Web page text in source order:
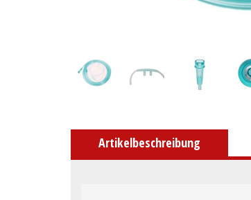
Artikelbeschreibung